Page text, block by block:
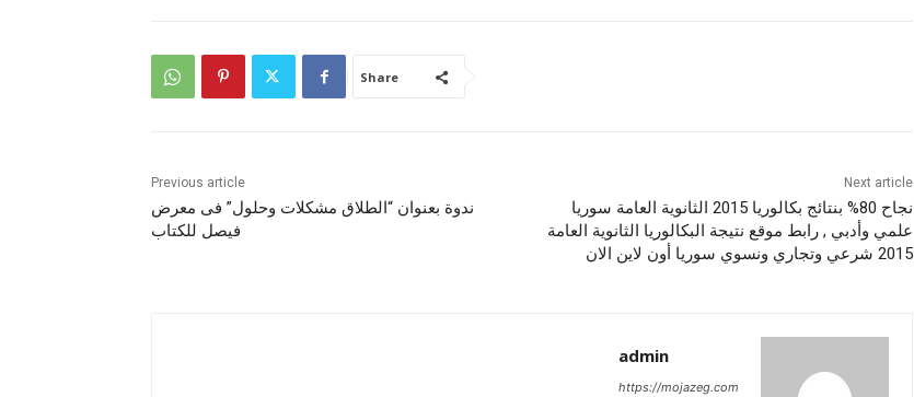
Share
Previous article
ندوة بعنوان “الطلاق مشكلات وحلول” فى معرض
فيصل للكتاب
Next article
نجاح 80% بنتائج بكالوريا 2015 الثانوية العامة سوريا
علمي وأدبي , رابط موقع نتيجة البكالوريا الثانوية العامة
2015 شرعي وتجاري ونسوي سوريا أون لاين الان
admin
https://mojazeg.com